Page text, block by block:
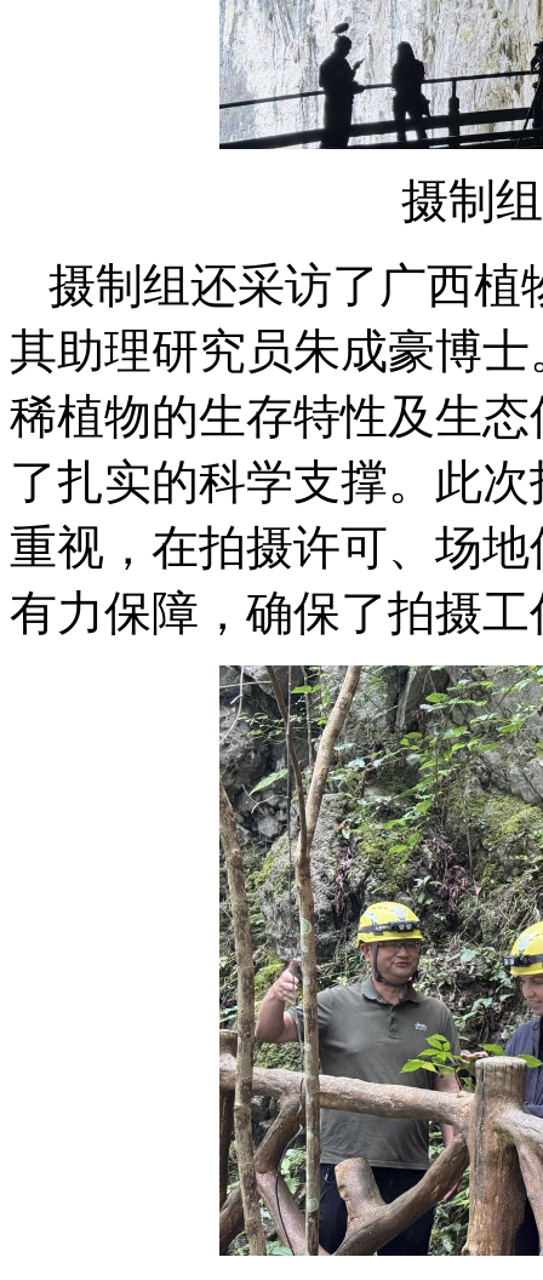
摄制
摄制组还采访了广西植
其助理研究员朱成豪博
稀植物的生存特性及生
了扎实的科学支撑。此
重视，在拍摄许可、场
有力保障，确保了拍摄